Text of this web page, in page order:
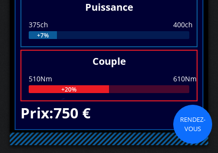
Puissance
375ch 400ch
+7%
Couple
510Nm 610Nm
+20%
Prix:750 €
RENDEZ-
VOUS